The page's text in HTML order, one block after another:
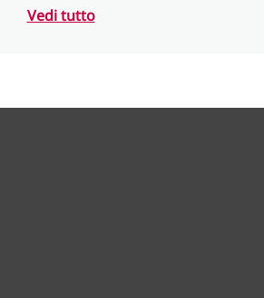
Vedi tutto